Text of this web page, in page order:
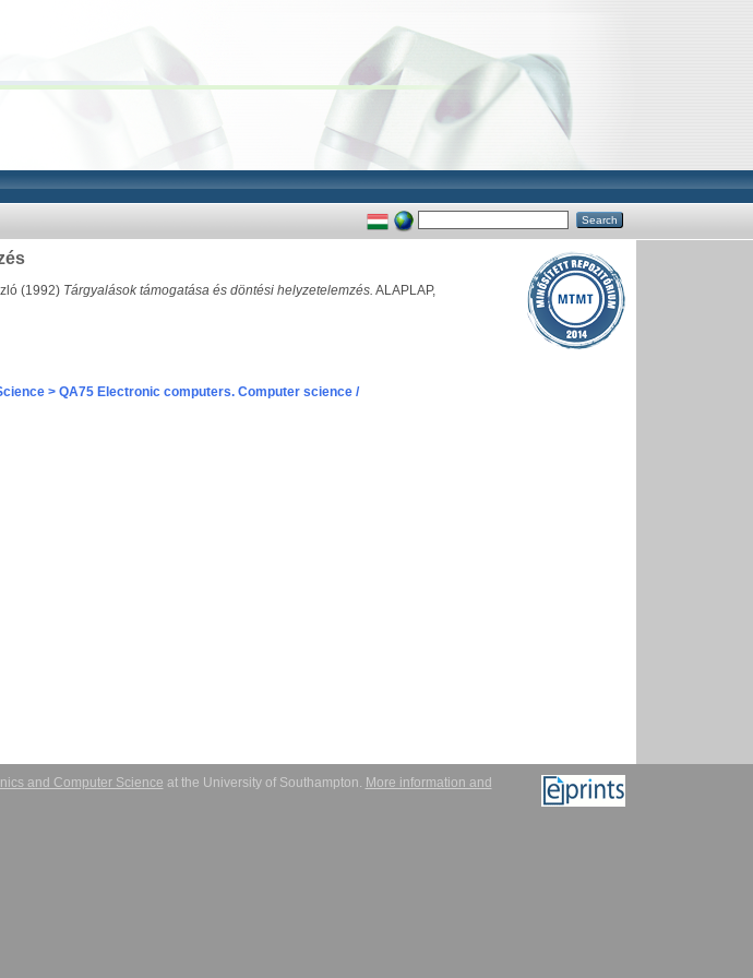
(1992) Tárgyalások támogatása és döntési helyzetelemzés. ALAPLAP,
> QA75 Electronic computers. Computer science /
and Computer Science at the University of Southampton. More information and